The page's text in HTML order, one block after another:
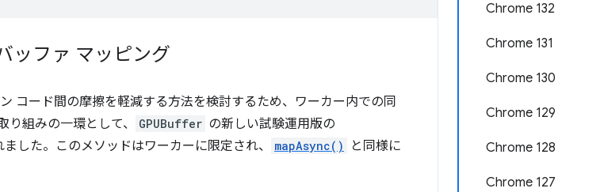
Chrome 132
Chrome 131
Chrome 130
Chrome 129
Chrome 128
Chrome 127
ッファ マッピング
コード間の摩擦を軽減する方法を検討するため、ワーカー内での同
組みの一環として、
GPUBuffer の新しい試験運用版の
した。このメソッドはワーカーに限定され、 mapAsync()
と同様に